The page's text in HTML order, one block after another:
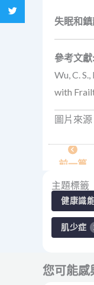
失眠和
參考文獻:
Wu, C.
with
圖片來源
前一篇
主題標籤
健康識
肌少症
您可能感